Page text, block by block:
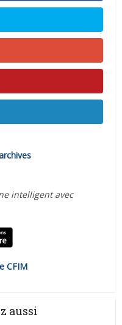
intelligent avec
CFIM
aussi